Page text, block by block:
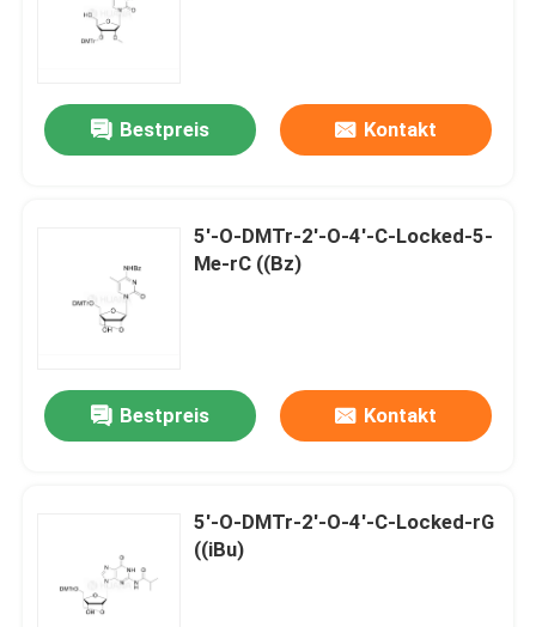
Bestpreis Kontakt
5'-O-DMTr-2'-O-4'-C-Locked-5-
Me-rC ((Bz)
Bestpreis Kontakt
5'-O-DMTr-2'-O-4'-C-Locked-rG
((iBu)